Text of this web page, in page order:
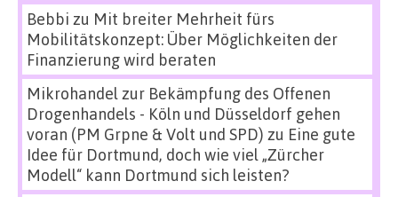
Bebbi zu Mit breiter Mehrheit fürs
Mobilitätskonzept: Über Möglichkeiten der
Finanzierung wird beraten
Mikrohandel zur Bekämpfung des Offenen
Drogenhandels - Köln und Düsseldorf gehen
voran (PM Grpne & Volt und SPD) zu Eine gute
Idee für Dortmund, doch wie viel „Zürcher
Modell“ kann Dortmund sich leisten?